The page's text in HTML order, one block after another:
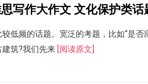
写作大作文 文化保护类话
低频的话题。宽泛的考题，比如“是
筑?我们先来 [阅读原文]